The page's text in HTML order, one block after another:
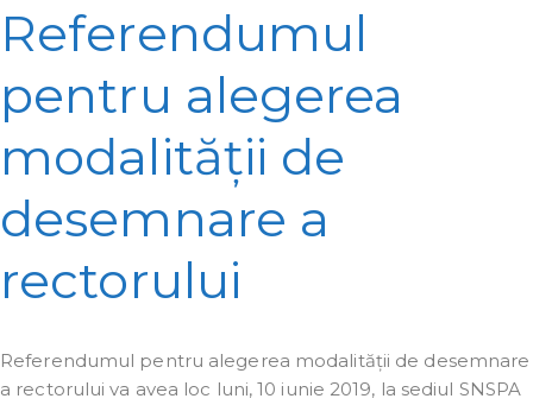
Referendumul
pentru alegerea
modalității de
desemnare a
rectorului
Referendumul pentru alegerea modalității de desemnare
a rectorului va avea loc luni, 10 iunie 2019, la sediul SNSPA